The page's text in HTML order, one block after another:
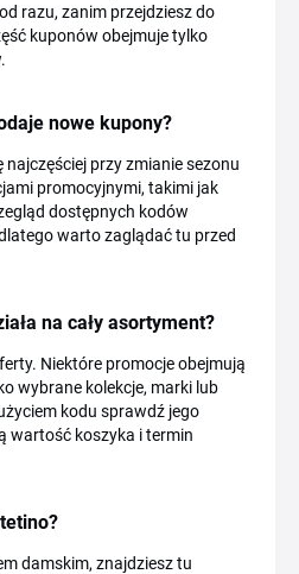
razu, zanim przejdziesz do
kuponów obejmuje tylko
nowe kupony?
przy zmianie sezonu
promocyjnymi, takimi jak
dostępnych kodów
warto zaglądać tu przed
na cały asortyment?
Niektóre promocje obejmują
wybrane kolekcje, marki lub
kodu sprawdź jego
wartość koszyka i termin
damskim, znajdziesz tu